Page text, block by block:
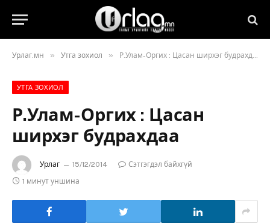
Урлаг.мн » Утга зохиол » Р.Улам-Оргих : Цасан ширхэг будрахдаа
УТГА ЗОХИОЛ
Р.Улам-Оргих : Цасан
ширхэг будрахдаа
Урлаг 15/12/2014
Сэтгэгдэл байхгүй
1 минут уншина